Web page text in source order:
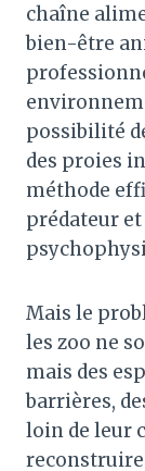
chaîne
bien-être
possibilité
des proies
méthode
prédateur
Mais le
les zoo ne
mais des
barrières,
loin de leur